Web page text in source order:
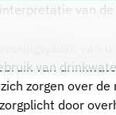
van
van
van
zorgen over de
door